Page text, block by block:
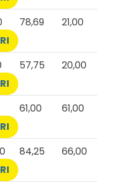
78,69
21,00
57,75
20,00
61,00
61,00
84,25
66,00